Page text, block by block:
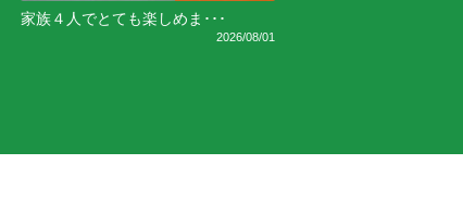
家族４人でとても楽しめま･･･
2026/08/01